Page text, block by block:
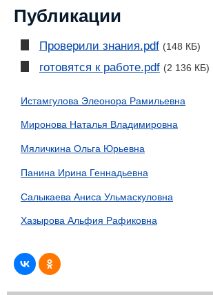
Публикации
Проверили знания.pdf (148 КБ)
готовятся к работе.pdf (2 136 КБ)
Истамгулова Элеонора Рамильевна
Миронова Наталья Владимировна
Мяличкина Ольга Юрьевна
Панина Ирина Геннадьевна
Салыкаева Аниса Ульмаскуловна
Хазырова Альфия Рафиковна